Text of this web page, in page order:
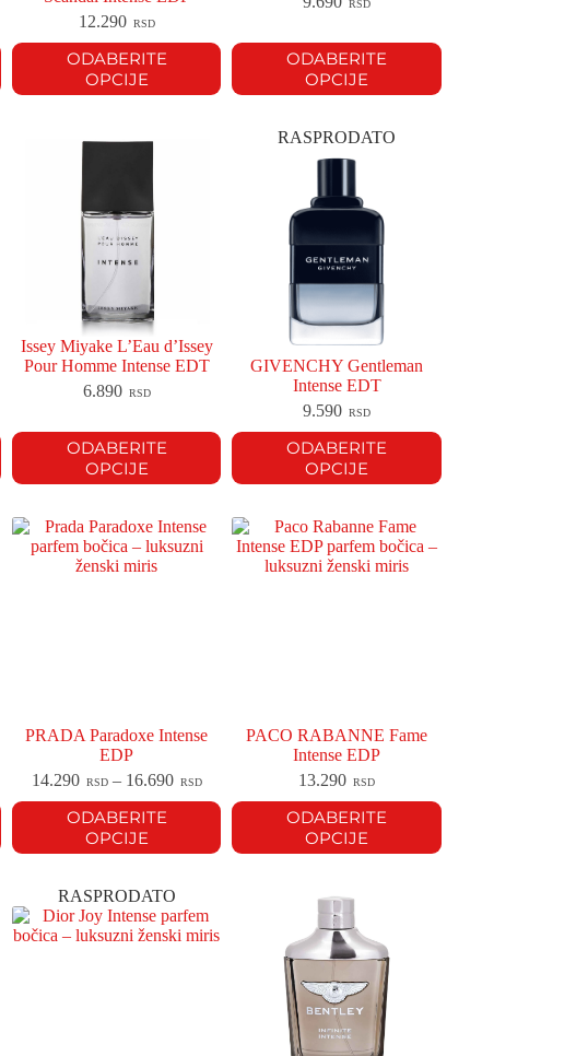
12.290 RSD
ODABERITE
OPCIJE
RSD
ODABERITE
OPCIJE
Issey Miyake L’Eau d’Issey
Pour Homme Intense EDT
6.890 RSD
ODABERITE
OPCIJE
RASPRODATO
GIVENCHY Gentleman
Intense EDT
9.590 RSD
ODABERITE
OPCIJE
PRADA Paradoxe Intense
EDP
14.290 RSD – 16.690 RSD
ODABERITE
OPCIJE
PACO RABANNE Fame
Intense EDP
13.290 RSD
ODABERITE
OPCIJE
RASPRODATO